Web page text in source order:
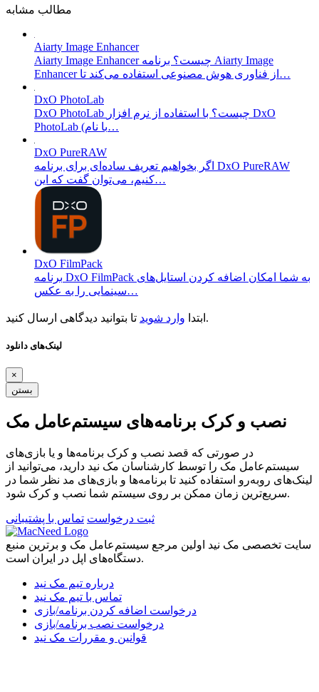
مطالب مشابه
Aiarty Image Enhancer
Aiarty Image Enhancer چیست؟ برنامه Aiarty Image
Enhancer از فناوری هوش مصنوعی استفاده می‌کند تا…
DxO PhotoLab
DxO PhotoLab چیست؟ با استفاده از نرم افزار DxO
PhotoLab (با نام…
DxO PureRAW
اگر بخواهیم تعریف ساده‌ای برای برنامه DxO PureRAW
کنیم، می‌توان گفت که این…
DxO FilmPack
برنامه DxO FilmPack به شما امکان اضافه کردن استایل‌های
سینمایی را به عکس…
ابتدا وارد شوید تا بتوانید دیدگاهی ارسال کنید.
لینک‌های دانلود
×
بستن
نصب و کرک برنامه‌های سیستم‌عامل مک
در صورتی که قصد نصب و کرک برنامه‌ها و یا بازی‌های
سیستم‌عامل مک را توسط کارشناسان مک نید دارید، می‌توانید از
لینک‌های رو‌به‌رو استفاده کنید تا برنامه‌ها و بازی‌های مد نظر شما در
سریع‌ترین زمان ممکن بر روی سیستم شما نصب و کرک شود.
ثبت درخواست تماس با پشتیبانی
سایت تخصصی مک نید اولین مرجع سیستم‌عامل مک و برترین منبع
دستگاه‌های اپل در ایران است.
درباره تیم مک نید
تماس با تیم مک نید
درخواست اضافه کردن برنامه/بازی
درخواست نصب برنامه/بازی
قوانین و مقررات مک نید